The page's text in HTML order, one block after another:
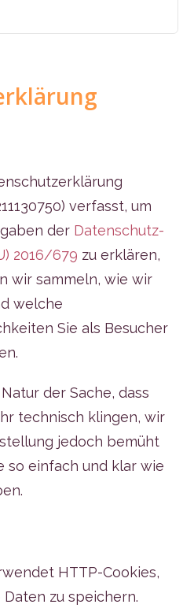
verfasst, um
der Datenschutz-
2016/679 zu erklären,
wir sammeln, wie wir
welche
Sie als Besucher
der Sache, dass
technisch klingen, wir
jedoch bemüht
so einfach und klar wie
HTTP-Cookies,
zu speichern.